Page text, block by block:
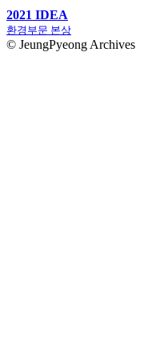
2021 IDEA
환경부문 본상
© JeungPyeong Archives